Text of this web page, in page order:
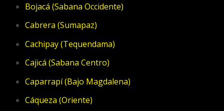
Bojacá (Sabana Occidente)
Cabrera (Sumapaz)
Cachipay (Tequendama)
Cajicá (Sabana Centro)
Caparrapí (Bajo Magdalena)
Cáqueza (Oriente)